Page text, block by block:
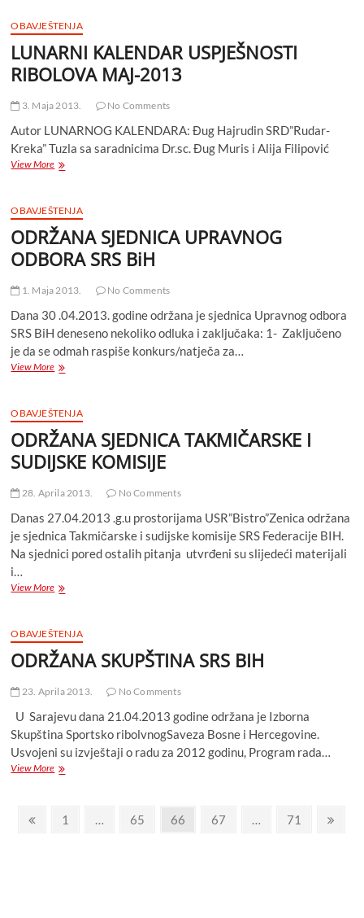
FEDERACIJE
BIH
(Na
dan
06.05.2013.)
OBAVJEŠTENJA
LUNARNI KALENDAR USPJEŠNOSTI
RIBOLOVA MAJ-2013
3. Maja 2013. No Comments
Autor LUNARNOG KALENDARA: Đug Hajrudin SRD”Rudar-
Kreka” Tuzla sa saradnicima Dr.sc. Đug Muris i Alija Filipović
View MoreLUNARNI
RIBOLOVA
MAJ-
2013
OBAVJEŠTENJA
ODRŽANA SJEDNICA UPRAVNOG
ODBORA SRS BiH
1. Maja 2013. No Comments
Dana 30 .04.2013. godine održana je sjednica Upravnog odbora
SRS BiH deneseno nekoliko odluka i zaključaka: 1- Zaključeno
je da se odmah raspiše konkurs/natječa za…
View MoreODRŽANA
ODBORA
SRS
BiH
OBAVJEŠTENJA
ODRŽANA SJEDNICA TAKMIČARSKE I
SUDIJSKE KOMISIJE
28. Aprila 2013. No Comments
Danas 27.04.2013 .g.u prostorijama USR”Bistro”Zenica održana
je sjednica Takmičarske i sudijske komisije SRS Federacije BIH.
Na sjednici pored ostalih pitanja utvrđeni su slijedeći materijali
i…
View MoreODRŽANA
I
SUDIJSKE
KOMISIJE
OBAVJEŠTENJA
ODRŽANA SKUPŠTINA SRS BIH
23. Aprila 2013. No Comments
U Sarajevu dana 21.04.2013 godine održana je Izborna
Skupština Sportsko ribolvnogSaveza Bosne i Hercegovine.
Usvojeni su izvještaji o radu za 2012 godinu, Program rada…
View MoreODRŽANA
PostsPrevious
Page
1 … Page
65 Page
66 Page
67 … Page
71